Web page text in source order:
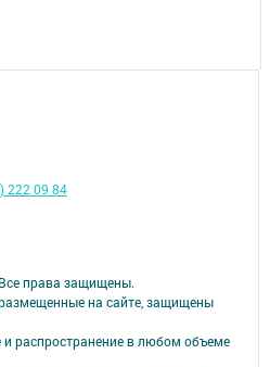
права защищены.
на сайте, защищены
и распространение в любом объеме
222 09 84